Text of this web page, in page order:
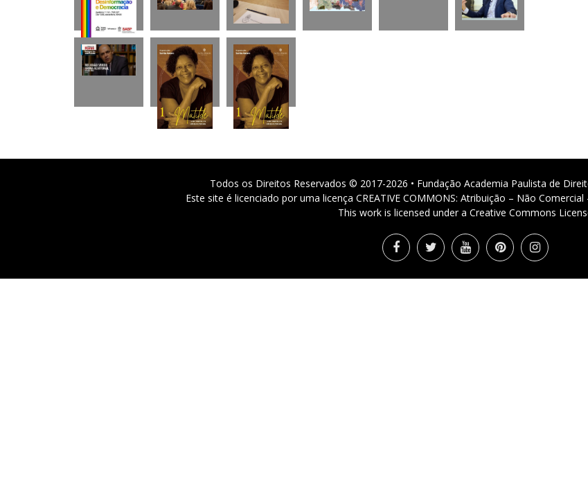
Todos os Direitos Reservados © 2017-2026 • Fundação Academia Paulista de
Este site é licenciado por uma licença CREATIVE COMMONS: Atribuição – Não
This work is licensed under a Creative Commons